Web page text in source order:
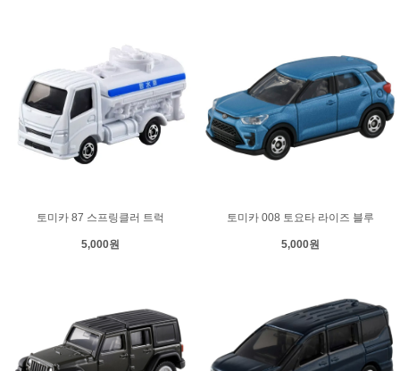
토미카 87 스프링클러 트럭
5,000원
토미카 008 토요타 라이즈 블루
5,000원